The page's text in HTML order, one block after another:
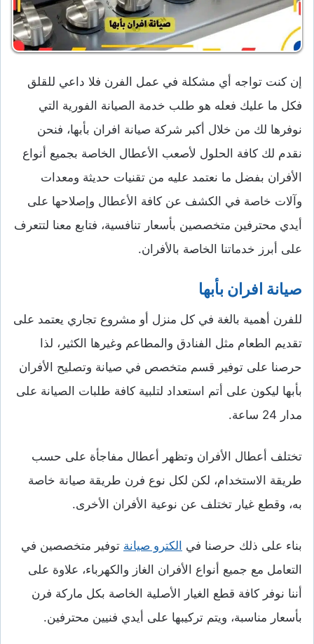
إن كنت تواجه أي مشكلة في عمل الفرن فلا داعي للقلق
فكل ما عليك فعله هو طلب خدمة الصيانة الفورية التي
نوفرها لك من خلال أكبر شركة صيانة افران بأبها، فنحن
نقدم لك كافة الحلول لأصعب الأعطال الخاصة بجميع أنواع
الأفران بفضل ما نعتمد عليه من تقنيات حديثة ومعدات
وآلات خاصة في الكشف عن كافة الأعطال وإصلاحها على
أيدي محترفين متخصصين بأسعار تنافسية، فتابع معنا لتتعرف
على أبرز خدماتنا الخاصة بالأفران.
صيانة افران بأبها
للفرن أهمية بالغة في كل منزل أو مشروع تجاري يعتمد على
تقديم الطعام مثل الفنادق والمطاعم وغيرها الكثير، لذا
حرصنا على توفير قسم متخصص في صيانة وتصليح الأفران
بأبها ليكون على أتم استعداد لتلبية كافة طلبات الصيانة على
مدار 24 ساعة.
تختلف أعطال الأفران وتظهر أعطال مفاجأة على حسب
طريقة الاستخدام، لكن لكل نوع فرن طريقة صيانة خاصة
به، وقطع غيار تختلف عن نوعية الأفران الأخرى.
بناء على ذلك حرصنا في الكترو صيانة توفير متخصصين في
التعامل مع جميع أنواع الأفران الغاز والكهرباء، علاوة على
أننا نوفر كافة قطع الغيار الأصلية الخاصة بكل ماركة فرن
بأسعار مناسبة، ويتم تركيبها على أيدي فنيين محترفين.